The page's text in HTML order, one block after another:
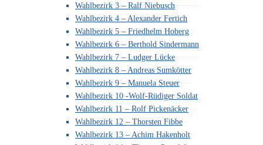
Wahlbezirk 3 – Ralf Niebusch
Wahlbezirk 4 – Alexander Fertich
Wahlbezirk 5 – Friedhelm Hoberg
Wahlbezirk 6 – Berthold Sindermann
Wahlbezirk 7 – Ludger Lücke
Wahlbezirk 8 – Andreas Sumkötter
Wahlbezirk 9 – Manuela Steuer
Wahlbezirk 10 -Wolf-Rüdiger Soldat
Wahlbezirk 11 – Rolf Pickenäcker
Wahlbezirk 12 – Thorsten Fibbe
Wahlbezirk 13 – Achim Hakenholt